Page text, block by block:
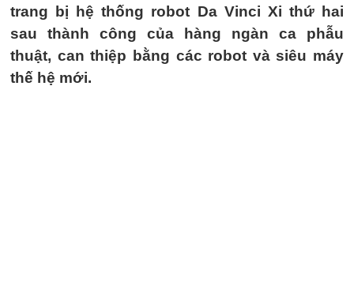
trang bị hệ thống robot Da Vinci Xi thứ hai
sau thành công của hàng ngàn ca phẫu
thuật, can thiệp bằng các robot và siêu máy
thế hệ mới.